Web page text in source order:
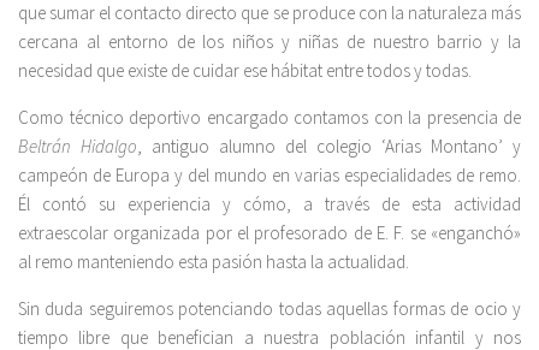
que sumar el contacto directo que se produce con la naturaleza más
cercana al entorno de los niños y niñas de nuestro barrio y la
necesidad que existe de cuidar ese hábitat entre todos y todas.
Como técnico deportivo encargado contamos con la presencia de
Beltrán Hidalgo, antiguo alumno del colegio ‘Arias Montano’ y
campeón de Europa y del mundo en varias especialidades de remo.
Él contó su experiencia y cómo, a través de esta actividad
extraescolar organizada por el profesorado de E. F. se «enganchó»
al remo manteniendo esta pasión hasta la actualidad.
Sin duda seguiremos potenciando todas aquellas formas de ocio y
tiempo libre que benefician a nuestra población infantil y nos